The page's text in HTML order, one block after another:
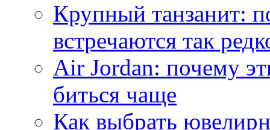
Крупный танзанит:
встречаются так
Air Jordan: почему
биться чаще
Как выбрать